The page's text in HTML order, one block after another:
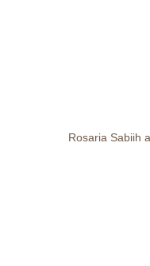
Rosaria Sabiih